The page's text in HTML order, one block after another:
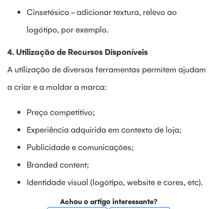
Cinsetésico - adicionar textura, relevo ao
logótipo, por exemplo.
4. Utilização de Recursos Disponíveis
A utilização de diversas ferramentas permitem ajudam
a criar e a moldar a marca:
Preço competitivo;
Experiência adquirida em contexto de loja;
Publicidade e comunicações;
Branded content;
Identidade visual (logótipo, website e cores, etc).
Achou o artigo interessante?